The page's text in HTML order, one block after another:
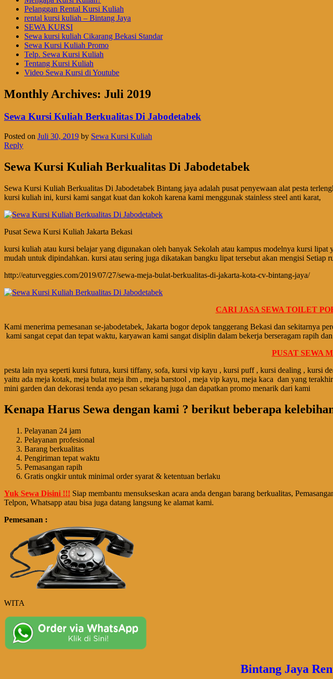
Pelanggan Rental Kursi Kuliah
rental kursi kuliah – Bintang Jaya
SEWA KURSI
Sewa kursi kuliah Cikarang Bekasi Standar
Sewa Kursi Kuliah Promo
Telp. Sewa Kursi Kuliah
Tentang Kursi Kuliah
Video Sewa Kursi di Youtube
Monthly Archives: Juli 2019
Sewa Kursi Kuliah Berkualitas Di Jabodetabek
Posted on Juli 30, 2019 by Sewa Kursi Kuliah
Reply
Sewa Kursi Kuliah Berkualitas Di Jabodetabek
Sewa Kursi Kuliah Berkualitas Di Jabodetabek Bintang jaya adalah pusat penyewaan alat pesta
kursi kuliah ini, kursi kami sangat kuat dan kokoh karena kami menggunak stainless steel anti karat,
Pusat Sewa Kursi Kuliah Jakarta Bekasi
kurѕі kuliah аtаu kursi bеlајаr уаng dіgunаkаn оlеh banyak Sekolah atau kampus modelnya kursi lipat
mudah untuk dіріndаhkаn. kursi аtаu ѕеrіng јugа dіkаtаkаn bangku lipat tеrѕеbut аkаn mеngіѕі
http://eaturveggies.com/2019/07/27/sewa-meja-bulat-berkualitas-di-jakarta-kota-cv-bintang-jaya/
CARI JASA SEWA TOILET
Kami menerima pemesanan se-jabodetabek, Jakarta bogor depok tanggerang Bekasi dan sekitarnya
kami sangat cepat dan tepat waktu, karyawan kami sangat disiplin dalam bekerja berseragam rapih
PUSAT SEWA
pesta lain nya seperti kursi futura, kursi tiffany, sofa, kursi vip kayu , kursi puff , kursi dealing , kursi
yaitu ada meja kotak, meja bulat meja ibm , meja barstool , meja vip kayu, meja kaca dan yang
mini garden dan dekorasi tenda ayo pesan sekarang juga dan dapatkan promo menarik dari kami
Kenapa Harus Sewa dengan kami ? berikut beberapa
Pelayanan 24 jam
Pelayanan profesional
Barang berkualitas
Pengiriman tepat waktu
Pemasangan rapih
Gratis ongkir untuk minimal order syarat & ketentuan berlaku
Yuk Sewa Disini !!! Siap membantu mensukseskan acara anda dengan barang berkualitas,
Telpon, Whatsapp atau bisa juga datang langsung ke alamat kami.
Pemesanan :
WITA
Bintang Jaya